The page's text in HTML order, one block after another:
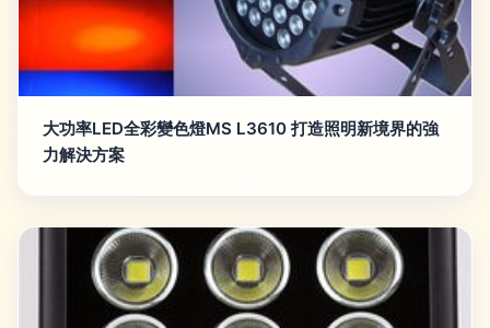
大功率LED全彩變色燈MS L3610 打造照明新境界的強
力解決方案